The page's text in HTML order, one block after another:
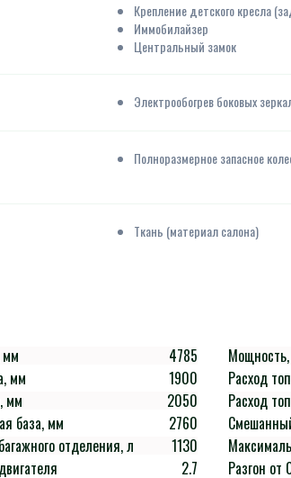
Крепление детского кресла
Иммобилайзер
Центральный замок
Электрообогрев боковых
Полноразмерное запасное
Ткань (материал салона)
4785
мм
1900
мм
2050
база, мм
2760
отделения, л
1130
2.7
Расход
Расход
Разгон